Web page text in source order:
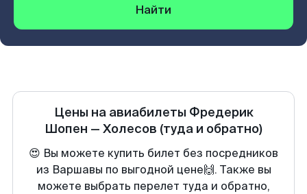
Найти
Цены на авиабилеты Фредерик
Шопен — Холесов (туда и обратно)
😍 Вы можете купить билет без посредников
из Варшавы по выгодной цене🙌. Также вы
можете выбрать перелет туда и обратно,